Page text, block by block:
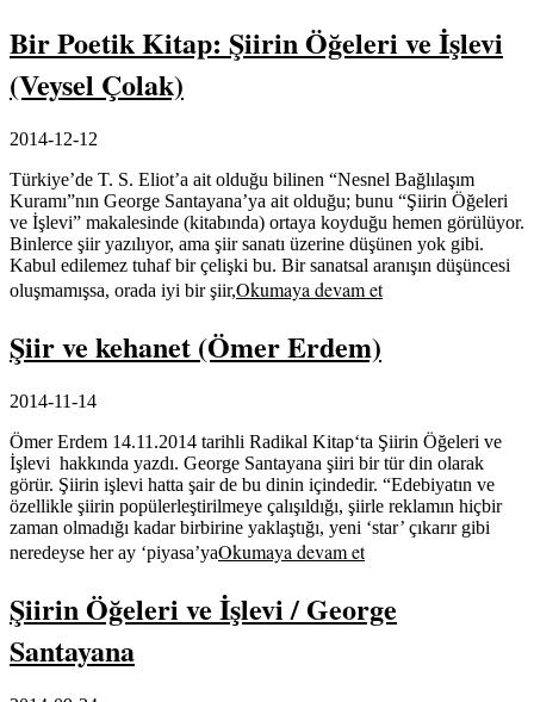
Bir Poetik Kitap: Şiirin Öğeleri ve İşlevi
(Veysel Çolak)
2014-12-12
Türkiye’de T. S. Eliot’a ait olduğu bilinen “Nesnel Bağlılaşım
Kuramı”nın George Santayana’ya ait olduğu; bunu “Şiirin Öğeleri
ve İşlevi” makalesinde (kitabında) ortaya koyduğu hemen görülüyor.
Binlerce şiir yazılıyor, ama şiir sanatı üzerine düşünen yok gibi.
Kabul edilemez tuhaf bir çelişki bu. Bir sanatsal aranışın düşüncesi
oluşmamışsa, orada iyi bir şiir,Okumaya devam et
Şiir ve kehanet (Ömer Erdem)
2014-11-14
Ömer Erdem 14.11.2014 tarihli Radikal Kitap‘ta Şiirin Öğeleri ve
İşlevi hakkında yazdı. George Santayana şiiri bir tür din olarak
görür. Şiirin işlevi hatta şair de bu dinin içindedir. “Edebiyatın ve
özellikle şiirin popülerleştirilmeye çalışıldığı, şiirle reklamın hiçbir
zaman olmadığı kadar birbirine yaklaştığı, yeni ‘star’ çıkarır gibi
neredeyse her ay ‘piyasa’yaOkumaya devam et
Şiirin Öğeleri ve İşlevi / George
Santayana